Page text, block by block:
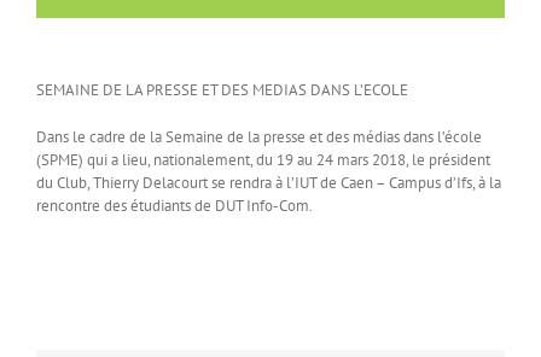
SEMAINE DE LA PRESSE ET DES MEDIAS DANS L’ECOLE
Dans le cadre de la Semaine de la presse et des médias dans l’école
(SPME) qui a lieu, nationalement, du 19 au 24 mars 2018, le président
du Club, Thierry Delacourt se rendra à l’IUT de Caen – Campus d’Ifs, à la
rencontre des étudiants de DUT Info-Com.